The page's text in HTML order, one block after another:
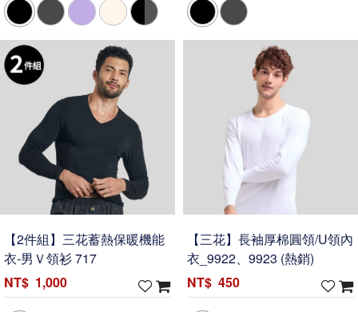
【2件組】三花蓄熱保暖機能
衣-男Ｖ領衫 717
1,000
【三花】長袖厚棉圓領/U領內
衣_9922、9923 (熱銷)
450